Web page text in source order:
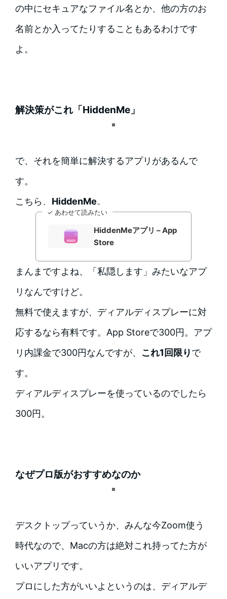
の中にセキュアなファイル名とか、他の方のお
名前とか入ってたりすることもあるわけです
よ。
解決策がこれ「HiddenMe」
で、それを簡単に解決するアプリがあるんで
す。
こちら、 HiddenMe。
✓ あわせて読みたい
HiddenMeアプリ – App
Store
まんまですよね、「私隠します」みたいなアプ
リなんですけど。
無料で使えますが、ディアルディスプレーに対
応するなら有料です。App Storeで300円。アプ
リ内課金で300円なんですが、
これ1回限りで
す。
ディアルディスプレーを使っているのでしたら
300円。
なぜプロ版がおすすめなのか
デスクトップっていうか、みんな今Zoom使う
時代なので、Macの方は絶対これ持ってた方が
いいアプリです。
プロにした方がいいよというのは、ディアルデ